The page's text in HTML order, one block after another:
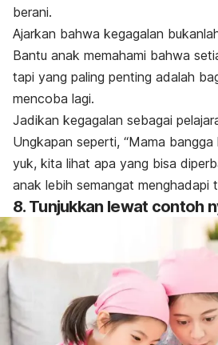
berani.
Ajarkan bahwa kegagalan
Bantu anak memahami bahwa
tapi yang paling penting adalah
mencoba lagi.
Jadikan kegagalan sebagai
Ungkapan seperti, “Mama
yuk, kita lihat apa yang bisa
anak lebih semangat menghadapi
8. Tunjukkan lewat contoh